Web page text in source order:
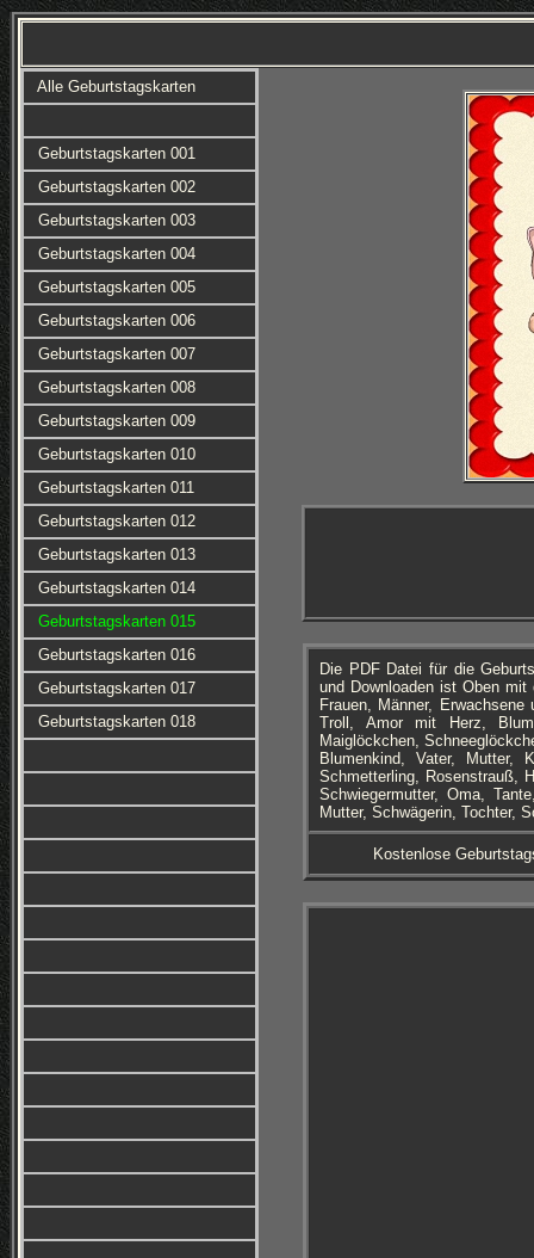
Alle Geburtstagskarten
Geburtstagskarten 001
Geburtstagskarten 002
Geburtstagskarten 003
Geburtstagskarten 004
Geburtstagskarten 005
Geburtstagskarten 006
Geburtstagskarten 007
Geburtstagskarten 008
Geburtstagskarten 009
Geburtstagskarten 010
Geburtstagskarten 011
Geburtstagskarten 012
Geburtstagskarten 013
Geburtstagskarten 014
Geburtstagskarten 015
Geburtstagskarten 016
Geburtstagskarten 017
Geburtstagskarten 018
Die PDF Datei für die
und Downloaden ist Oben
Frauen, Männer,
Troll, Amor mit Herz,
Maiglöckchen,
Blumenkind, Vater,
Schmetterling, Rosenstrauß,
Schwiegermutter, Oma,
Mutter, Schwägerin, Tochter,
Kostenlose